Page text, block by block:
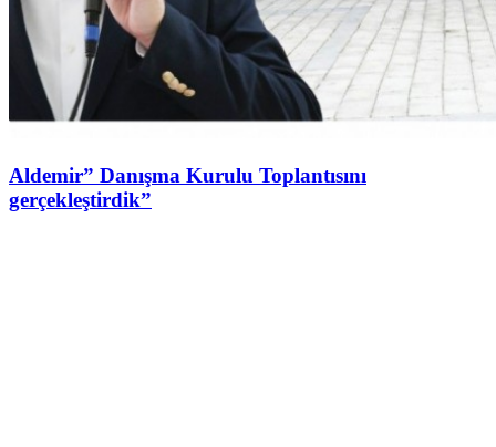
Aldemir” Danışma Kurulu Toplantısını
gerçekleştirdik”